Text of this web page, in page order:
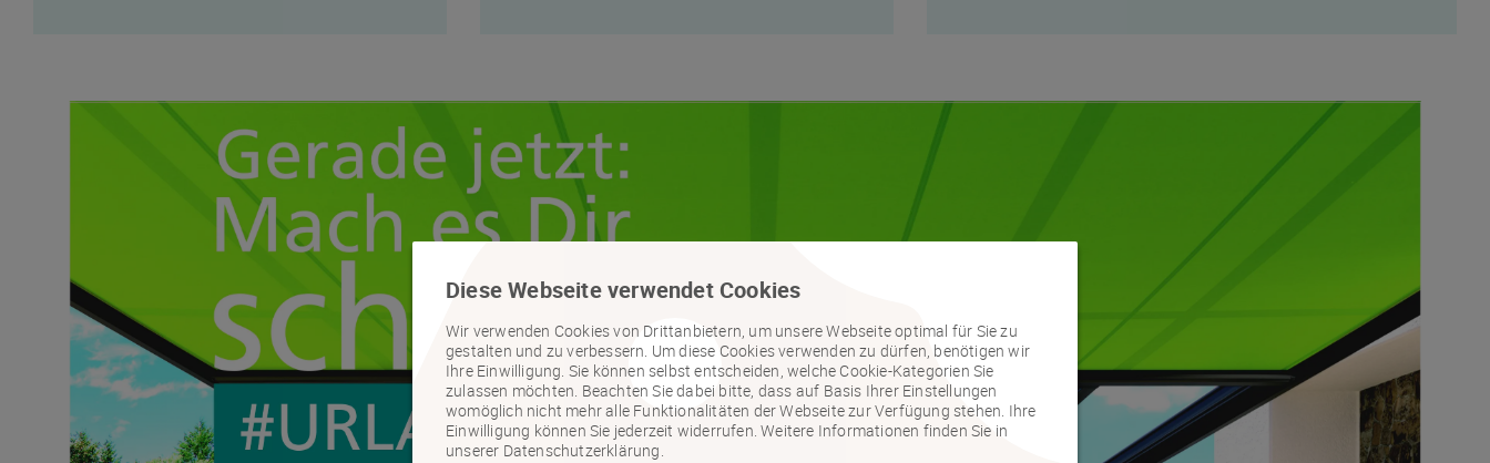
Diese Webseite verwendet Cookies
Wir verwenden Cookies von Drittanbietern, um unsere Webseite optimal für Sie zu
gestalten und zu verbessern. Um diese Cookies verwenden zu dürfen, benötigen wir
Ihre Einwilligung. Sie können selbst entscheiden, welche Cookie-Kategorien Sie
zulassen möchten. Beachten Sie dabei bitte, dass auf Basis Ihrer Einstellungen
womöglich nicht mehr alle Funktionalitäten der Webseite zur Verfügung stehen. Ihre
Einwilligung können Sie jederzeit widerrufen. Weitere Informationen finden Sie in
unserer Datenschutzerklärung.